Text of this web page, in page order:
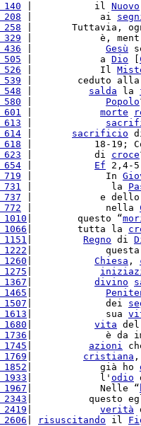
140
|           il Nuovo
208
|            ai
258
|       Tuttavia,
329
|            è,
436
Gesù
505
|            a Dio
526
|            Il
539
|        ceduto
548
salda la
580
Popolo
601
morte
613
614
sacrificio
618
|           18-19;
623
|           di croce
654
Ef 2,4-
719
|             In
731
|              la
737
|            e
772
|             nella
1010
|        questo “
1066
|        tutta la
1151
Regno di
1222
|
1260
Chiesa ,
1275
1367
divino
1465
1507
|             dei
1613
|             sua
1680
vita
1736
|             è da
1745
azioni
1769
cristiana
1852
|            già ho
1933
|            l' odio
1967
|            Nelle “
2343
|          questo
2419
verità
2606
risuscitando il